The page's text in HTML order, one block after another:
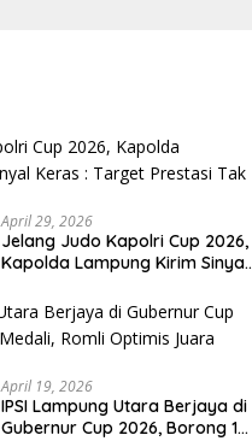
April 29, 2026
Jelang Judo Kapolri Cup 2026,
Kapolda Lampung Kirim Sinyal
Bisa Ditawar
April 19, 2026
IPSI Lampung Utara Berjaya di
Gubernur Cup 2026, Borong 17